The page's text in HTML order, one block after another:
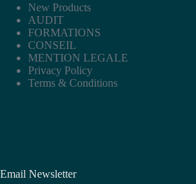
New Products
AUDIT
FORMATIONS
CONSEIL
MENTION LEGALE
Privacy Policy
Terms & Conditions
Email Newsletter